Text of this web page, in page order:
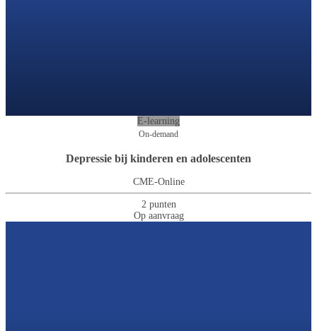
E-learning
On-demand
Depressie bij kinderen en adolescenten
CME-Online
2 punten
Op aanvraag